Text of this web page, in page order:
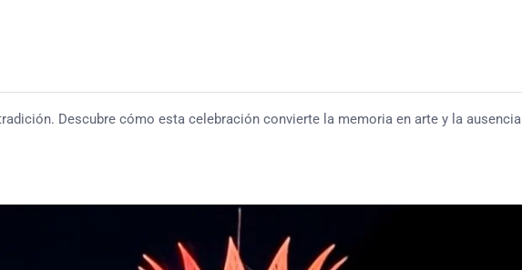
Descubre cómo esta celebración convierte la memoria en arte y la ausencia